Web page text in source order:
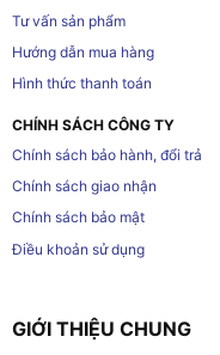
Tư vấn sản phẩm
Hướng dẫn mua hàng
Hình thức thanh toán
CHÍNH SÁCH CÔNG TY
Chính sách bảo hành, đổi trả
Chính sách giao nhận
Chính sách bảo mật
Điều khoản sử dụng
GIỚI THIỆU CHUNG